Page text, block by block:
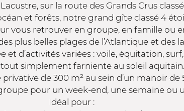
sur la route des Grands Crus
et forêts, notre grand gîte classé 4
vous retrouver en groupe, en famille ou
plus belles plages de l’Atlantique et des
et d’activités variées : voile, équitation,
simplement farniente au soleil aquitain.
de 300 m² au sein d’un manoir de
pour un week-end, une semaine ou
Idéal pour :